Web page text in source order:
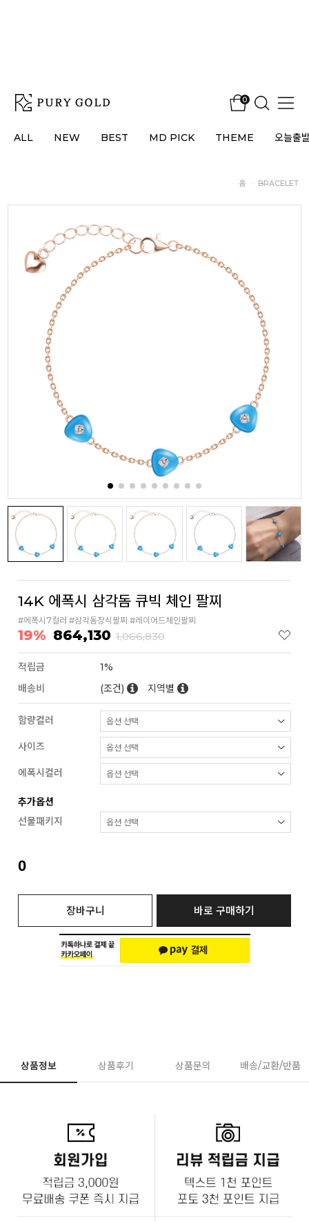
0
ALL NEW BEST MD PICK THEME 오늘출
홈 · BRACELET
14K 에폭시 삼각돔 큐빅 체인 팔찌
#에폭시7컬러 #삼각돔장식팔찌 #레이어드체인팔찌
19% 864,130 1,066,830
적립금
1%
배송비
(조건) 지역별
함량컬러
사이즈
에폭시컬러
추가옵션
선물패키지
0
장바구니 바로 구매하기
상품정보 상품후기 상품문의 배송/교환/반품